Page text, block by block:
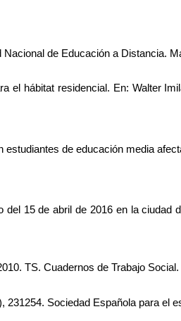
de Educación a Distancia.
hábitat residencial. En: Walter
de educación media
15 de abril de 2016 en la ciudad
TS. Cuadernos de Trabajo Social.
Sociedad Española para el